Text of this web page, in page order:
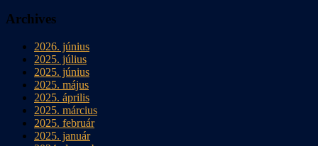
Archives
2026. június
2025. július
2025. június
2025. május
2025. április
2025. március
2025. február
2025. január